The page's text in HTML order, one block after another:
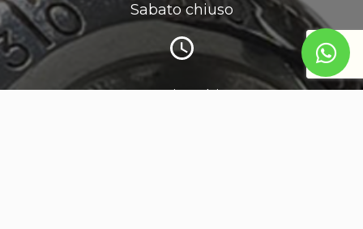
Sabato chiuso
Domenica chiuso